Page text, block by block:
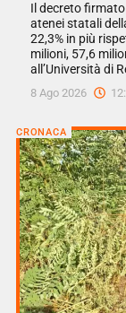
Il decreto
atenei statali
22,3% in più
milioni, 57,6
all’Università di
8 Ago 2026
CRONACA